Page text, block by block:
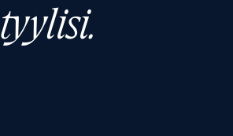
tyylisi.